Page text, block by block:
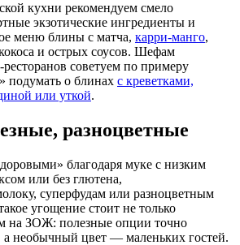
кухни рекомендуем смело
экзотические ингредиенты и
меню блины с матча, карри-манго,
и острых соусов. Шефам
советуем по примеру
подумать о блинах с креветками,
или уткой.
разноцветные
благодаря муке с низким
или без глютена,
суперфудам или разноцветным
угощение стоит не только
на ЗОЖ: полезные опции точно
а необычный цвет — маленьких гостей.